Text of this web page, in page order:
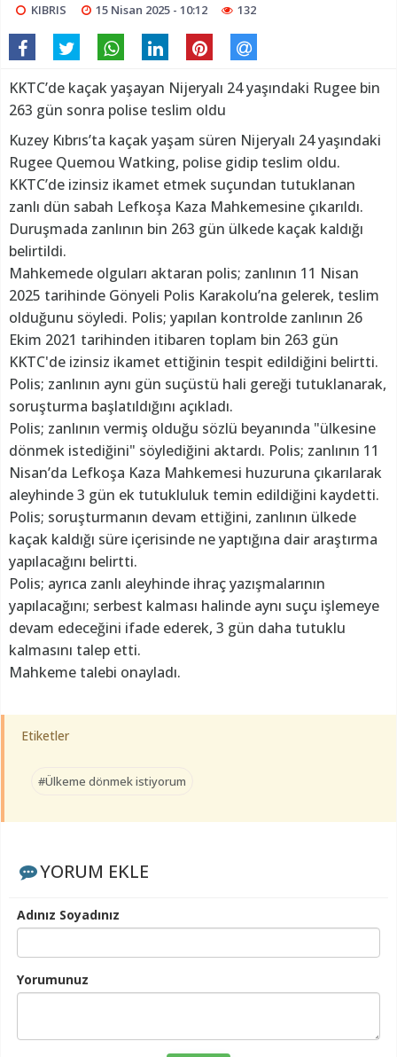
KIBRIS 15 Nisan 2025 - 10:12 132
KKTC’de kaçak yaşayan Nijeryalı 24 yaşındaki Rugee bin
263 gün sonra polise teslim oldu
Kuzey Kıbrıs’ta kaçak yaşam süren Nijeryalı 24 yaşındaki
Rugee Quemou Watking, polise gidip teslim oldu.
KKTC’de izinsiz ikamet etmek suçundan tutuklanan
zanlı dün sabah Lefkoşa Kaza Mahkemesine çıkarıldı.
Duruşmada zanlının bin 263 gün ülkede kaçak kaldığı
belirtildi.
Mahkemede olguları aktaran polis; zanlının 11 Nisan
2025 tarihinde Gönyeli Polis Karakolu’na gelerek, teslim
olduğunu söyledi. Polis; yapılan kontrolde zanlının 26
Ekim 2021 tarihinden itibaren toplam bin 263 gün
KKTC'de izinsiz ikamet ettiğinin tespit edildiğini belirtti.
Polis; zanlının aynı gün suçüstü hali gereği tutuklanarak,
soruşturma başlatıldığını açıkladı.
Polis; zanlının vermiş olduğu sözlü beyanında "ülkesine
dönmek istediğini" söylediğini aktardı. Polis; zanlının 11
Nisan’da Lefkoşa Kaza Mahkemesi huzuruna çıkarılarak
aleyhinde 3 gün ek tutukluluk temin edildiğini kaydetti.
Polis; soruşturmanın devam ettiğini, zanlının ülkede
kaçak kaldığı süre içerisinde ne yaptığına dair araştırma
yapılacağını belirtti.
Polis; ayrıca zanlı aleyhinde ihraç yazışmalarının
yapılacağını; serbest kalması halinde aynı suçu işlemeye
devam edeceğini ifade ederek, 3 gün daha tutuklu
kalmasını talep etti.
Mahkeme talebi onayladı.
Etiketler
#Ülkeme dönmek istiyorum
YORUM EKLE
Adınız Soyadınız
Yorumunuz